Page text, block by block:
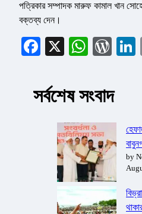
পত্রিকার সম্পাদক মারুফ কামাল খান
বক্তব্য দেন।
Facebook
X
সর্বশেষ সংবাদ
by